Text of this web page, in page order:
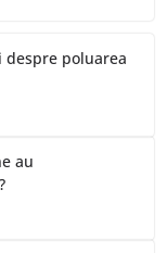
despre poluarea
au